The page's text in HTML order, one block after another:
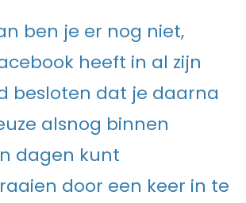
ben je er nog niet,
heeft in al zijn
besloten dat je daarna
alsnog binnen
dagen kunt
door een keer in te